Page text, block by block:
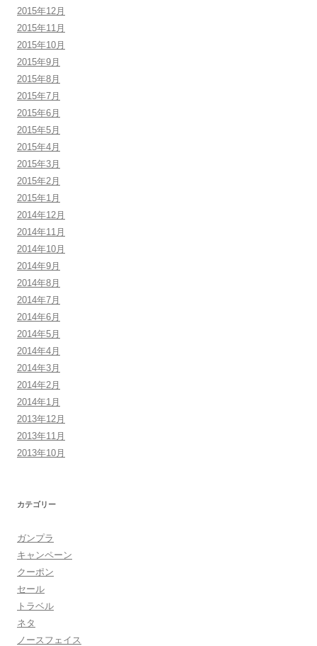
2015年12月
2015年11月
2015年10月
2015年9月
2015年8月
2015年7月
2015年6月
2015年5月
2015年4月
2015年3月
2015年2月
2015年1月
2014年12月
2014年11月
2014年10月
2014年9月
2014年8月
2014年7月
2014年6月
2014年5月
2014年4月
2014年3月
2014年2月
2014年1月
2013年12月
2013年11月
2013年10月
カテゴリー
ガンプラ
キャンペーン
クーポン
セール
トラベル
ネタ
ノースフェイス